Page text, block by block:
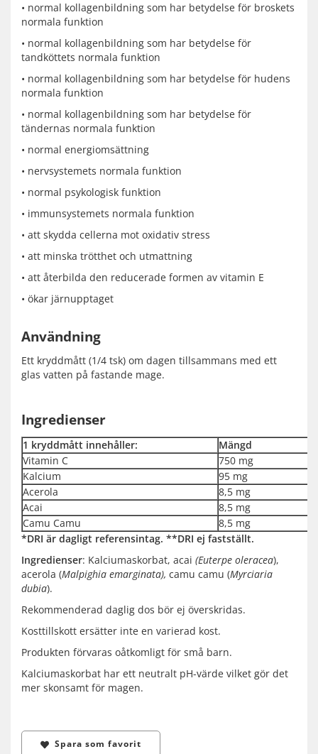
• normal kollagenbildning som har betydelse för broskets
normala funktion
• normal kollagenbildning som har betydelse för
tandköttets normala funktion
• normal kollagenbildning som har betydelse för hudens
normala funktion
• normal kollagenbildning som har betydelse för
tändernas normala funktion
• normal energiomsättning
• nervsystemets normala funktion
• normal psykologisk funktion
• immunsystemets normala funktion
• att skydda cellerna mot oxidativ stress
• att minska trötthet och utmattning
• att återbilda den reducerade formen av vitamin E
• ökar järnupptaget
Användning
Ett kryddmått (1/4 tsk) om dagen tillsammans med ett
glas vatten på fastande mage.
Ingredienser
1 kryddmått innehåller:
Mängd
Vitamin C
750 mg
Kalcium
95 mg
Acerola
8,5 mg
Acai
8,5 mg
Camu Camu
8,5 mg
*DRI är dagligt referensintag. **DRI ej fastställt.
Ingredienser: Kalciumaskorbat, acai (Euterpe oleracea),
acerola (Malpighia emarginata), camu camu (Myrciaria
dubia).
Rekommenderad daglig dos bör ej överskridas.
Kosttillskott ersätter inte en varierad kost.
Produkten förvaras oåtkomligt för små barn.
Kalciumaskorbat har ett neutralt pH-värde vilket gör det
mer skonsamt för magen.
Spara som favorit